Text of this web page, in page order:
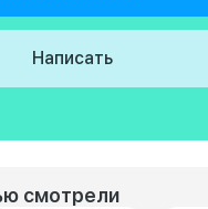
смотрели
Написать